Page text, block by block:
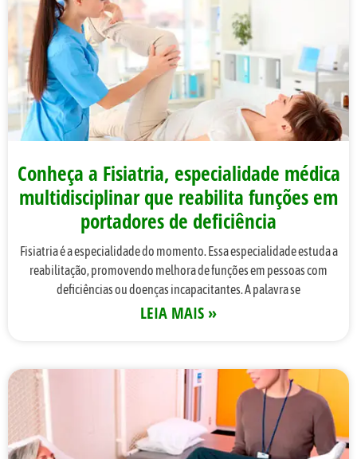
Conheça a Fisiatria, especialidade médica
multidisciplinar que reabilita funções em
portadores de deficiência
Fisiatria é a especialidade do momento. Essa especialidade estuda a
reabilitação, promovendo melhora de funções em pessoas com
deficiências ou doenças incapacitantes. A palavra se
LEIA MAIS »